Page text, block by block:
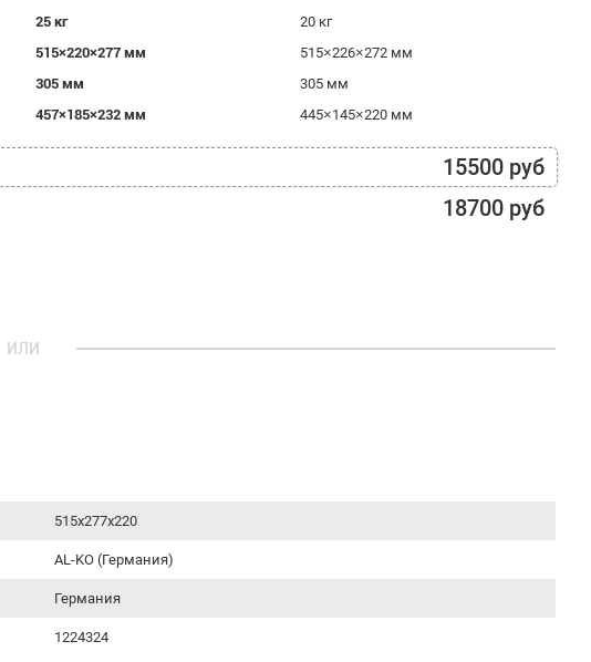
25 кг
20 кг
515×220×277 мм
515×226×272 мм
305 мм
305 мм
457×185×232 мм 445×145×220 мм
15500 руб
18700 руб
ИЛИ
515х277х220
AL-KO (Германия)
Германия
1224324